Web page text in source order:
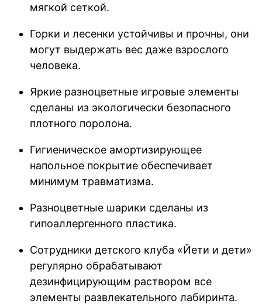
мягкой сеткой.
Горки и лесенки устойчивы и прочны, они
могут выдержать вес даже взрослого
человека.
Яркие разноцветные игровые элементы
сделаны из экологически безопасного
плотного поролона.
Гигиеническое амортизирующее
напольное покрытие обеспечивает
минимум травматизма.
Разноцветные шарики сделаны из
гипоаллергенного пластика.
Сотрудники детского клуба «Йети и дети»
регулярно обрабатывают
дезинфицирующим раствором все
элементы развлекательного лабиринта.